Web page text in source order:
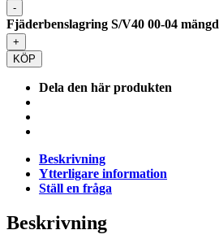
-
Fjäderbenslagring S/V40 00-04 mängd
+
KÖP
Dela den här produkten
Beskrivning
Ytterligare information
Ställ en fråga
Beskrivning